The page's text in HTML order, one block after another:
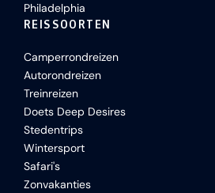
Philadelphia
REISSOORTEN
Camperrondreizen
Autorondreizen
Treinreizen
Doets Deep Desires
Stedentrips
Wintersport
Safari's
Zonvakanties